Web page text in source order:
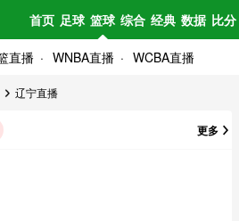
首页 足球 篮球 综合 经典 数据 比分
直播 WNBA直播 WCBA直播
辽宁直播
更多